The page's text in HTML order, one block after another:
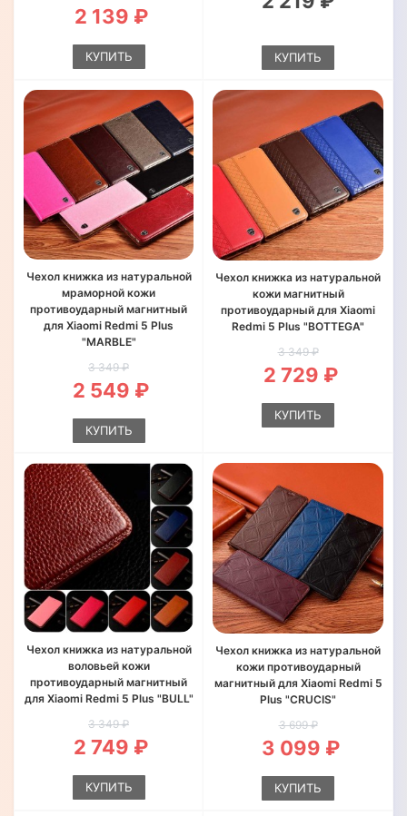
2 139 ₽
КУПИТЬ КУПИТЬ
Чехол книжка из натуральной
мраморной кожи
противоударный магнитный
для Xiaomi Redmi 5 Plus
"MARBLE"
3 349 ₽
2 549 ₽
КУПИТЬ
Чехол книжка из натуральной
кожи магнитный
противоударный для Xiaomi
Redmi 5 Plus "BOTTEGA"
3 349 ₽
2 729 ₽
КУПИТЬ
Чехол книжка из натуральной
воловьей кожи
противоударный магнитный
для Xiaomi Redmi 5 Plus "BULL"
3 349 ₽
2 749 ₽
КУПИТЬ
Чехол книжка из натуральной
кожи противоударный
магнитный для Xiaomi Redmi 5
Plus "CRUCIS"
3 699 ₽
3 099 ₽
КУПИТЬ